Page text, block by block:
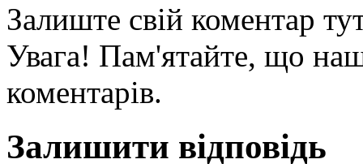
Залиште свій коментар
Увага! Пам'ятайте, що
коментарів.
Залишити відповідь